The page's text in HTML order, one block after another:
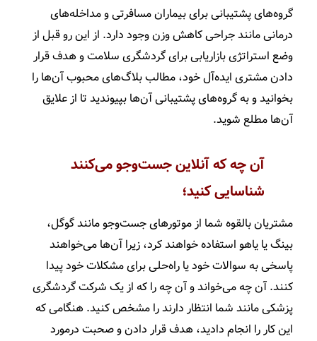
گروه‌های پشتیبانی برای بیماران مسافرتی و مداخله‌های
درمانی مانند جراحی کاهش وزن وجود دارد. از این رو قبل از
وضع استراتژی بازاریابی برای گردشگری سلامت و هدف قرار
دادن مشتری ایده‌آل خود، مطالب بلاگ‌های محبوب آن‌ها را
بخوانید و به گروه‌های پشتیبانی آن‌ها بپیوندید تا از علایق
آن‌ها مطلع شوید.
آن چه که آنلاین جست‌وجو می‌کنند
شناسایی کنید؛
مشتریان بالقوه شما از موتورهای جست‌وجو مانند گوگل،
بینگ یا یاهو استفاده خواهند کرد، زیرا آن‌ها می‌خواهند
پاسخی به سوالات خود یا راه‌حلی برای مشکلات خود پیدا
کنند. آن چه می‌خواند و آن چه را که از یک شرکت گردشگری
پزشکی مانند شما انتظار دارند را مشخص کنید. هنگامی که
این کار را انجام دادید، هدف قرار دادن و صحبت درمورد